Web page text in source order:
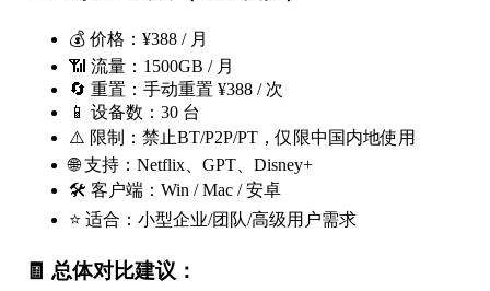
💰 价格：¥388 / 月
📶 流量：1500GB / 月
🔄 重置：手动重置 ¥388 / 次
📱 设备数：30 台
⚠️ 限制：禁止BT/P2P/PT，仅限中国内地使用
🌐 支持：Netflix、GPT、Disney+
🛠 客户端：Win / Mac / 安卓
⭐ 适合：小型企业/团队/高级用户需求
🧾 总体对比建议：